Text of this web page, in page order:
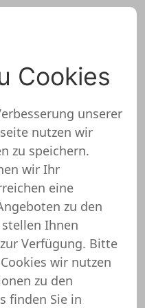
Test
noch nicht
liegen uns noch
vor. Das
von unserem
Cookies
unserer
nutzen wir
zu speichern.
wir Ihr
eine
zu den
Ihnen
Verfügung. Bitte
wir nutzen
zu den
finden Sie in